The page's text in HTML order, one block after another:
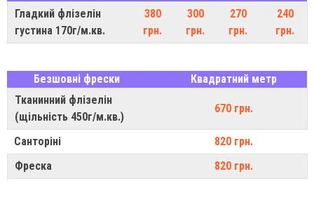
Гладкий флізелін
густина 170г/м.кв.
380
грн.
300
грн.
270
грн.
240
грн.
Безшовні фрески
Квадратний метр
Тканинний флізелін
(щільність 450г/м.кв.)
670 грн.
Санторіні
820 грн.
Фреска
820 грн.